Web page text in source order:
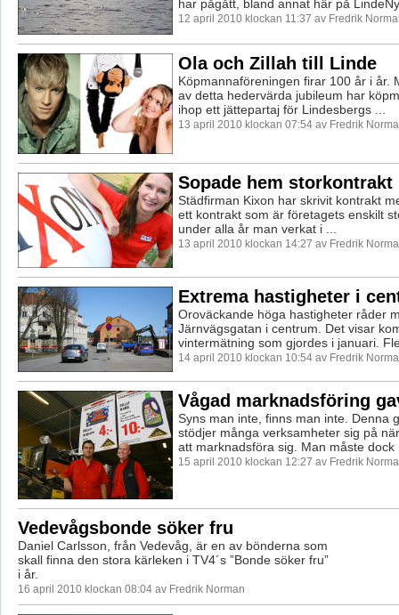
har pågått, bland annat här på
12 april 2010 klockan 11:37 av Fredrik
Ola och Zillah till Linde
Köpmannaföreningen firar 100 år i år.
av detta hedervärda jubileum har
ihop ett jättepartaj för Lindesbergs ...
13 april 2010 klockan 07:54 av Fredrik
Sopade hem storkontrakt
Städfirman Kixon har skrivit kontrakt
ett kontrakt som är företagets enskilt
under alla år man verkat i ...
13 april 2010 klockan 14:27 av Fredrik
Extrema hastigheter i
Oroväckande höga hastigheter råder
Järnvägsgatan i centrum. Det visar
vintermätning som gjordes i januari.
14 april 2010 klockan 10:54 av Fredrik
Vågad marknadsföring
Syns man inte, finns man inte. Denna
stödjer många verksamheter sig på
att marknadsföra sig. Man måste dock
15 april 2010 klockan 12:27 av Fredrik
Vedevågsbonde söker fru
Daniel Carlsson, från Vedevåg, är en av bönderna som
skall finna den stora kärleken i TV4´s ”Bonde söker fru”
i år.
16 april 2010 klockan 08:04 av Fredrik Norman